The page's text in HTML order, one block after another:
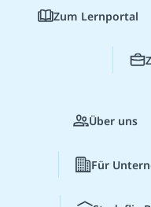
Zum Lernportal
Über uns
Für